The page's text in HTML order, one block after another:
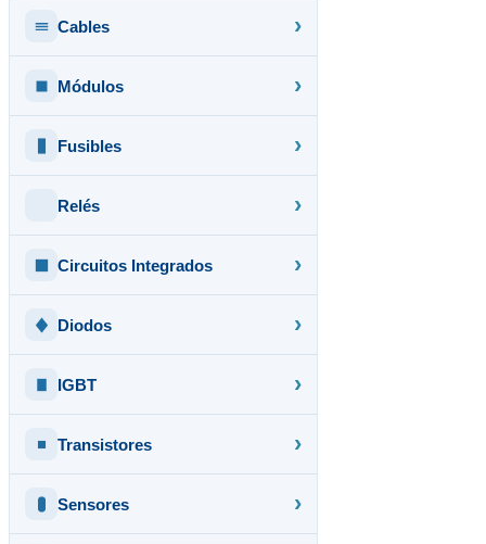
Cables
Módulos
Fusibles
Relés
Circuitos Integrados
Diodos
IGBT
Transistores
Sensores